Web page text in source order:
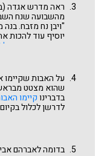
ראה מדרש אגדה
מהשבועה שנח
"ויבן נח מזבח.
יוסיף עוד להכות
קץ העונש
על האבות
שהוא מצטט
בדברינוקיימו
לדרשן לכלול
זו עבודת
בדומה לאברהם